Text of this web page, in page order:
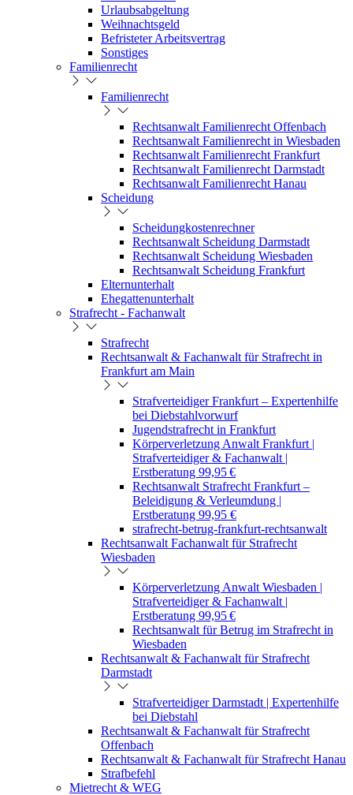
Urlaubsabgeltung
Weihnachtsgeld
Befristeter Arbeitsvertrag
Sonstiges
Familienrecht
Familienrecht
Rechtsanwalt Familienrecht Offenbach
Rechtsanwalt Familienrecht in Wiesbaden
Rechtsanwalt Familienrecht Frankfurt
Rechtsanwalt Familienrecht Darmstadt
Rechtsanwalt Familienrecht Hanau
Scheidung
Scheidungkostenrechner
Rechtsanwalt Scheidung Darmstadt
Rechtsanwalt Scheidung Wiesbaden
Rechtsanwalt Scheidung Frankfurt
Elternunterhalt
Ehegattenunterhalt
Strafrecht - Fachanwalt
Strafrecht
Rechtsanwalt & Fachanwalt für Strafrecht in
Frankfurt am Main
Strafverteidiger Frankfurt – Expertenhilfe
bei Diebstahlvorwurf
Jugendstrafrecht in Frankfurt
Körperverletzung Anwalt Frankfurt |
Strafverteidiger & Fachanwalt |
Erstberatung 99,95 €
Rechtsanwalt Strafrecht Frankfurt –
Beleidigung & Verleumdung |
Erstberatung 99,95 €
strafrecht-betrug-frankfurt-rechtsanwalt
Rechtsanwalt Fachanwalt für Strafrecht
Wiesbaden
Körperverletzung Anwalt Wiesbaden |
Strafverteidiger & Fachanwalt |
Erstberatung 99,95 €
Rechtsanwalt für Betrug im Strafrecht in
Wiesbaden
Rechtsanwalt & Fachanwalt für Strafrecht
Darmstadt
Strafverteidiger Darmstadt | Expertenhilfe
bei Diebstahl
Rechtsanwalt & Fachanwalt für Strafrecht
Offenbach
Rechtsanwalt & Fachanwalt für Strafrecht Hanau
Strafbefehl
Mietrecht & WEG